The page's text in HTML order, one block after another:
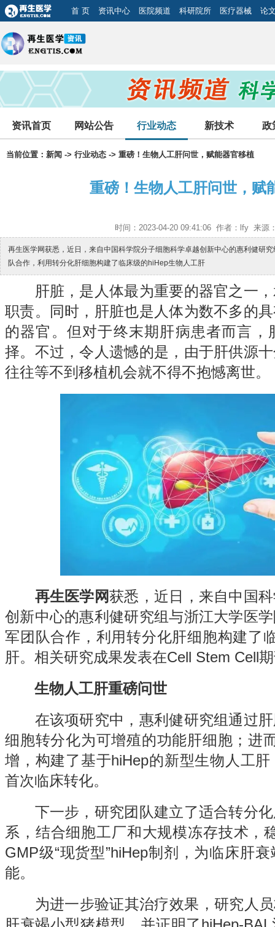
首 页 资讯中心 医院频道 科研院所 医疗器械 论
资讯首页 网站公告 行业动态 新技术 政
当前位置： 新闻 -> 行业动态 -> 重磅！生物人工肝问世，赋能器官移植
重磅！生物人工肝问世，赋
时间：2023-04-20 09:41:06 作者：lfy 来源
再生医学网获悉，近日，来自中国科学院分子细胞科学卓越创新中心的惠利健研
队合作，利用转分化肝细胞构建了临床级的hiHep生物人工肝
肝脏，是人体最为重要的器官之一，
职责。同时，肝脏也是人体为数不多的
的器官。但对于终末期肝病患者而言，
择。不过，令人遗憾的是，由于肝供源
往往等不到移植机会就不得不抱憾离世。
再生医学网获悉，近日，来自中国
创新中心的惠利健研究组与浙江大学医
军团队合作，利用转分化肝细胞构建了
肝。相关研究成果发表在Cell Stem Cell
生物人工肝重磅问世
在该项研究中，惠利健研究组通过肝
细胞转分化为可增殖的功能肝细胞；进
增，构建了基于hiHep的新型生物人工肝
首次临床转化。
下一步，研究团队建立了适合转分化
系，结合细胞工厂和大规模冻存技术，
GMP级“现货型”hiHep制剂，为临床肝
能。
为进一步验证其治疗效果，研究人员